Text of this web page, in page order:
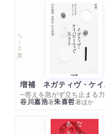
ちくま文庫
─答えを急がず立ち止まる力
谷川嘉浩著朱喜哲著ほか